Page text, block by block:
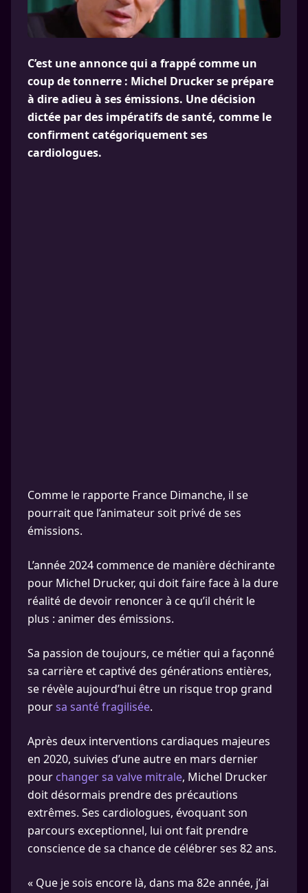
C’est une annonce qui a frappé comme un
coup de tonnerre : Michel Drucker se prépare
à dire adieu à ses émissions. Une décision
dictée par des impératifs de santé, comme le
confirment catégoriquement ses
cardiologues.
Comme le rapporte France Dimanche, il se
pourrait que l’animateur soit privé de ses
émissions.
L’année 2024 commence de manière déchirante
pour Michel Drucker, qui doit faire face à la dure
réalité de devoir renoncer à ce qu’il chérit le
plus : animer des émissions.
Sa passion de toujours, ce métier qui a façonné
sa carrière et captivé des générations entières,
se révèle aujourd’hui être un risque trop grand
poursa santé fragilisée.
Après deux interventions cardiaques majeures
en 2020, suivies d’une autre en mars dernier
pour changer sa valve mitrale, Michel Drucker
doit désormais prendre des précautions
extrêmes. Ses cardiologues, évoquant son
parcours exceptionnel, lui ont fait prendre
conscience de sa chance de célébrer ses 82 ans.
« Que je sois encore là, dans ma 82e année, j’ai